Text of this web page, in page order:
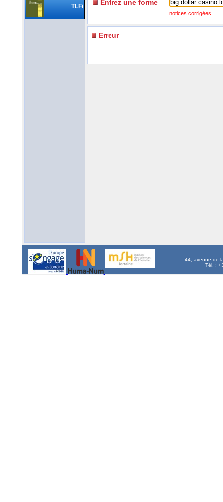
TLFi Entrez une forme
notices corrigées
Erreur
44, avenue de
Tél. :